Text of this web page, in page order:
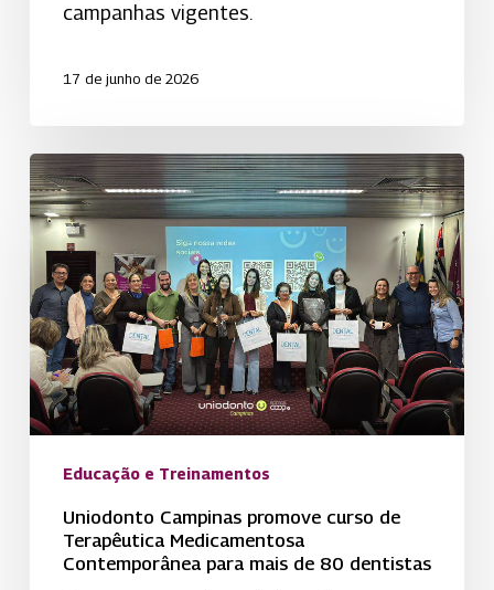
campanhas vigentes.
17 de junho de 2026
Uniodonto
Campinas
promove
curso
de
Terapêutica
Medicamentosa
Contemporânea
para
dentistas
Educação e Treinamentos
Uniodonto Campinas promove curso de
Terapêutica Medicamentosa
Contemporânea para mais de 80 dentistas